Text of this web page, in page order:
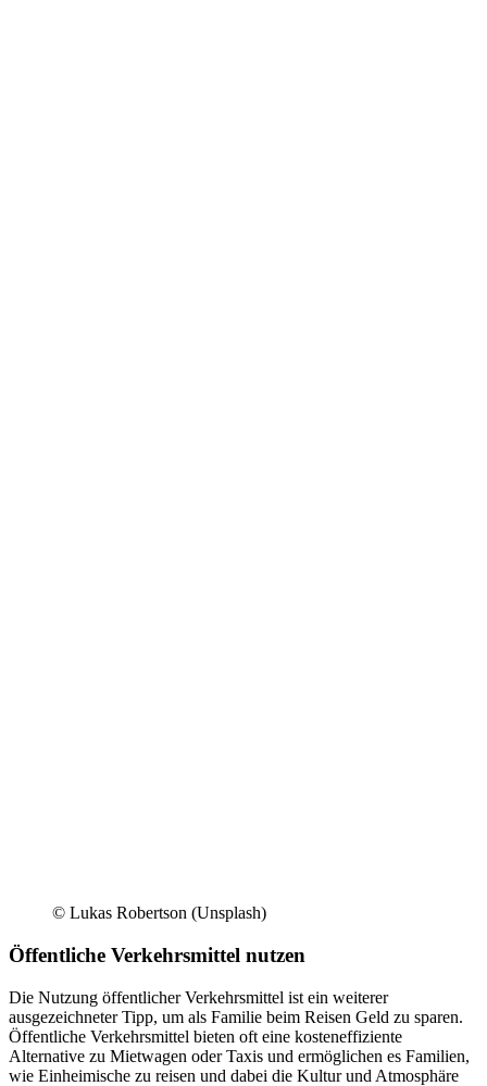
© Lukas Robertson (Unsplash)
Öffentliche Verkehrsmittel nutzen
Die Nutzung öffentlicher Verkehrsmittel ist ein weiterer
ausgezeichneter Tipp, um als Familie beim Reisen Geld zu sparen.
Öffentliche Verkehrsmittel bieten oft eine kosteneffiziente
Alternative zu Mietwagen oder Taxis und ermöglichen es Familien,
wie Einheimische zu reisen und dabei die Kultur und Atmosphäre